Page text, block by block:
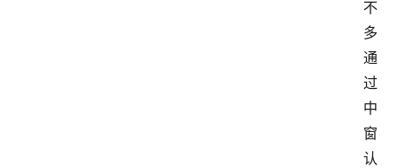
不
多
通
过
中
窗
认